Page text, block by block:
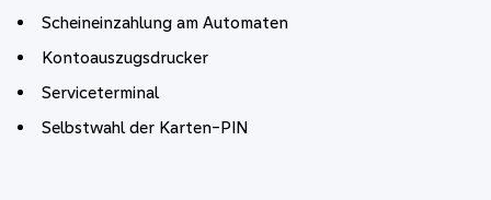
Scheineinzahlung am Automaten
Kontoauszugsdrucker
Serviceterminal
Selbstwahl der Karten-PIN